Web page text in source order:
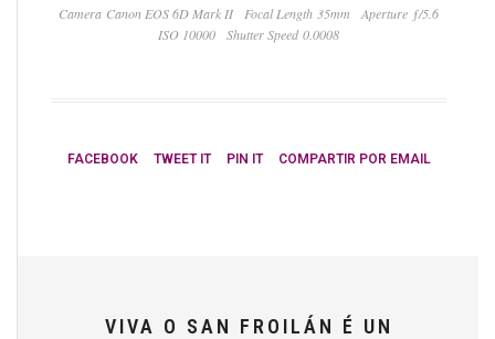
Camera Canon EOS 6D Mark II Focal Length 35mm
Aperture ƒ/5.6
ISO 10000
Shutter Speed 0.0008
FACEBOOK TWEET IT PIN IT COMPARTIR POR EMAIL
VIVA O SAN FROILÁN É UN